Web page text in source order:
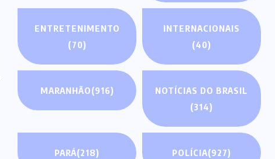
ENTRETENIMENTO
(70)
INTERNACIONAIS
(40)
MARANHÃO(916)
NOTÍCIAS DO BRASIL
(314)
PARÁ(218) POLÍCIA(927)